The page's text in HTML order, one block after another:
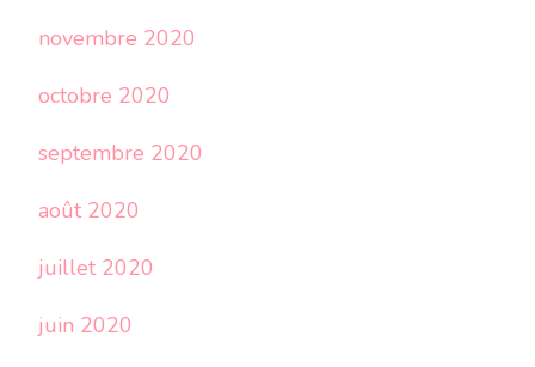
novembre 2020
octobre 2020
septembre 2020
août 2020
juillet 2020
juin 2020